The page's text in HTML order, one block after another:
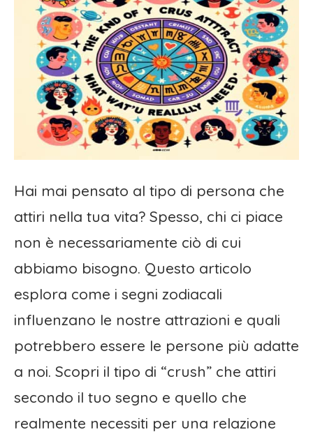
Hai mai pensato al tipo di persona che
attiri nella tua vita? Spesso, chi ci piace
non è necessariamente ciò di cui
abbiamo bisogno. Questo articolo
esplora come i segni zodiacali
influenzano le nostre attrazioni e quali
potrebbero essere le persone più adatte
a noi. Scopri il tipo di “crush” che attiri
secondo il tuo segno e quello che
realmente necessiti per una relazione